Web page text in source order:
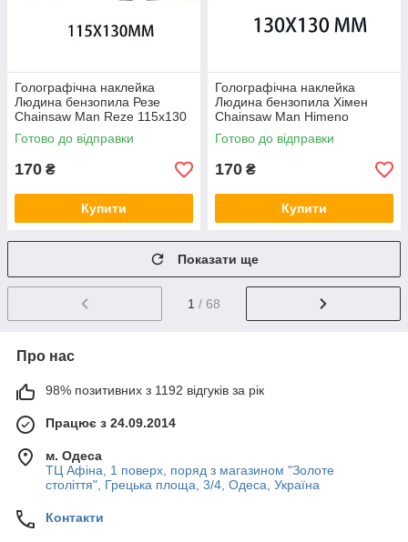
Голографічна наклейка
Людина бензопила Резе
Chainsaw Man Reze 115x130
мм
Готово до відправки
170 ₴
Купити
Голографічна наклейка
Людина бензопила Хімен
Chainsaw Man Himeno
130x130 мм
Готово до відправки
170 ₴
Купити
Показати ще
1 / 68
Про нас
98% позитивних з 1192 відгуків за рік
Працює з 24.09.2014
м. Одеса
ТЦ Афіна, 1 поверх, поряд з магазином "Золоте
століття", Грецька площа, 3/4, Одеса, Україна
Контакти